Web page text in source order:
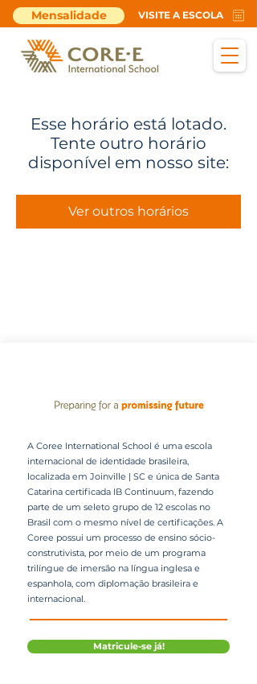
Mensalidade VISITE A ESCOLA
Esse horário está lotado.
Tente outro horário
disponível em nosso site:
Ver outros horários
A Coree International School é uma escola
internacional de identidade brasileira,
localizada em Joinville | SC e única de Santa
Catarina certificada IB Continuum, fazendo
parte de um seleto grupo de 12 escolas no
Brasil com o mesmo nível de certificações. A
Coree possui um processo de ensino sócio-
construtivista, por meio de um programa
trilíngue de imersão na língua inglesa e
espanhola, com diplomação brasileira e
internacional.
Matricule-se já!